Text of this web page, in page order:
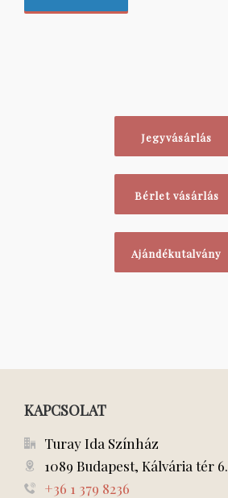
Jegyvásárlás
Bérlet vásárlás
Ajándékutalvány
KAPCSOLAT
Turay Ida Színház
1089 Budapest, Kálvária tér 6.
+36 1 379 8236